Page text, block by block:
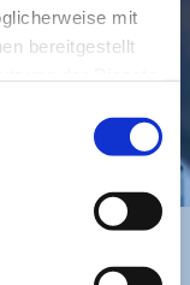
mit
bereitgestellt